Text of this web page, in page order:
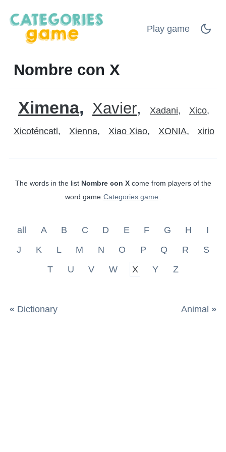
Play game
Nombre con X
Ximena Xavier Xadani Xico
Xicoténcatl Xienna Xiao Xiao XONIA xirio
The words in the list Nombre con Xcome from players of the
word game Categories game
all A B C D E F G H
I
J
K L M N O P Q R
S
T
U V W X Y Z
« Dictionary Animal »